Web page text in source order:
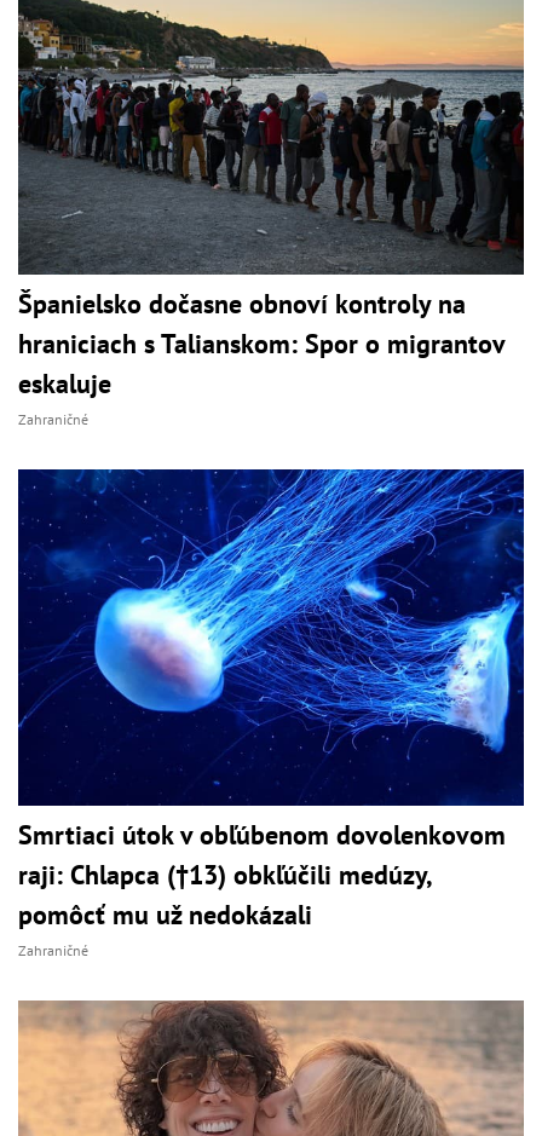
Španielsko dočasne obnoví kontroly na
hraniciach s Talianskom: Spor o migrantov
eskaluje
Zahraničné
Smrtiaci útok v obľúbenom dovolenkovom
raji: Chlapca (†13) obkľúčili medúzy,
pomôcť mu už nedokázali
Zahraničné